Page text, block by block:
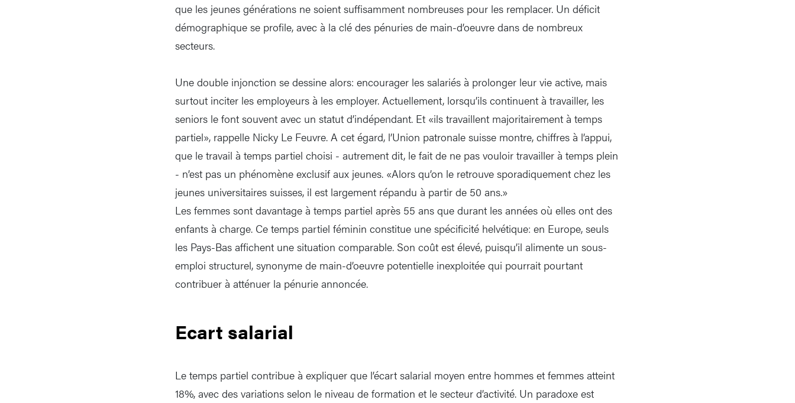
que les jeunes générations ne soient suffisamment nombreuses pour les remplacer. Un déficit
démographique se profile, avec à la clé des pénuries de main-d’oeuvre dans de nombreux
secteurs.
Une double injonction se dessine alors: encourager les salariés à prolonger leur vie active, mais
surtout inciter les employeurs à les employer. Actuellement, lorsqu’ils continuent à travailler, les
seniors le font souvent avec un statut d’indépendant. Et «ils travaillent majoritairement à temps
partiel», rappelle Nicky Le Feuvre. A cet égard, l’Union patronale suisse montre, chiffres à l’appui,
que le travail à temps partiel choisi - autrement dit, le fait de ne pas vouloir travailler à temps plein
- n’est pas un phénomène exclusif aux jeunes. «Alors qu’on le retrouve sporadiquement chez les
jeunes universitaires suisses, il est largement répandu à partir de 50 ans.»
Les femmes sont davantage à temps partiel après 55 ans que durant les années où elles ont des
enfants à charge. Ce temps partiel féminin constitue une spécificité helvétique: en Europe, seuls
les Pays-Bas affichent une situation comparable. Son coût est élevé, puisqu’il alimente un sous-
emploi structurel, synonyme de main-d’oeuvre potentielle inexploitée qui pourrait pourtant
contribuer à atténuer la pénurie annoncée.
Ecart salarial
Le temps partiel contribue à expliquer que l’écart salarial moyen entre hommes et femmes atteint
18%, avec des variations selon le niveau de formation et le secteur d’activité. Un paradoxe est